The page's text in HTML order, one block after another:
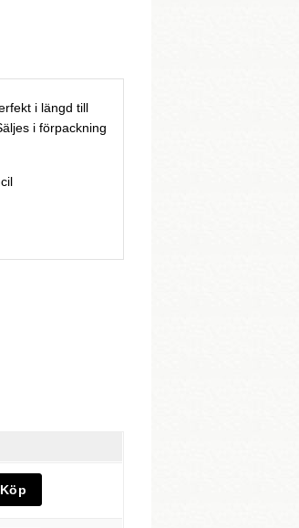
i längd till
i förpackning